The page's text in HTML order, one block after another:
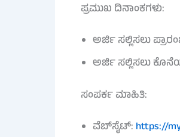
ಪ್ರಮುಖ ದಿನಾಂಕಗಳು:
ಅರ್ಜಿ ಸಲ್ಲಿಸಲು
ಅರ್ಜಿ ಸಲ್ಲಿಸಲು
ಸಂಪರ್ಕ ಮಾಹಿತಿ:
ವೆಬ್‌ಸೈಟ್: https://